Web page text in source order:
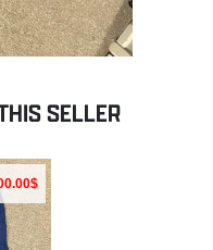
SELLER